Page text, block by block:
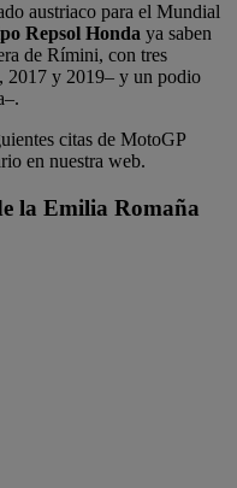
austriaco para el Mundial
Repsol Honda ya saben
de Rímini, con tres
2017 y 2019– y un podio
citas de MotoGP
en nuestra web.
la Emilia Romaña